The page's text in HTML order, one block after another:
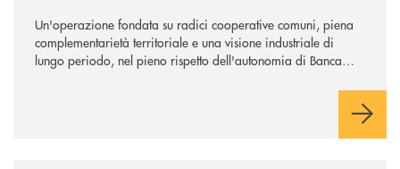
Un'operazione fondata su radici cooperative comuni, piena
complementarietà territoriale e una visione industriale di
lungo periodo, nel pieno rispetto dell'autonomia di Banca
negoziazione esclusiva per la finalizzazione dell’operazione.